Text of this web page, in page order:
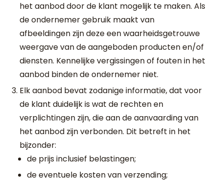
het aanbod door de klant mogelijk te maken. Als
de ondernemer gebruik maakt van
afbeeldingen zijn deze een waarheidsgetrouwe
weergave van de aangeboden producten en/of
diensten. Kennelijke vergissingen of fouten in het
aanbod binden de ondernemer niet.
Elk aanbod bevat zodanige informatie, dat voor
de klant duidelijk is wat de rechten en
verplichtingen zijn, die aan de aanvaarding van
het aanbod zijn verbonden. Dit betreft in het
bijzonder:
de prijs inclusief belastingen;
de eventuele kosten van verzending;